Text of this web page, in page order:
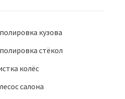
кузова
стёкол
колёс
салона